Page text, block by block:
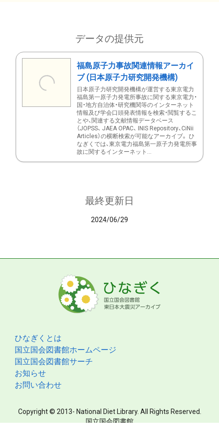
データの提供元
福島原子力事故関連情報アーカイ
ブ (日本原子力研究開発機構)
日本原子力研究開発機構が運営する東京電力
福島第一原子力発電所事故に関する東京電力・
国・地方自治体・研究機関等のインターネット
情報及び学会口頭発表情報を検索・閲覧するこ
とや、関連する文献情報データベース
（JOPSS、 JAEA OPAC、 INIS Repository、CiNii
Articles）の横断検索が可能なアーカイブ。 ひ
なぎくでは、東京電力福島第一原子力発電所事
故に関するインターネット...
最終更新日
2024/06/29
ひなぎくとは
国立国会図書館ホームページ
国立国会図書館サーチ
お知らせ
お問い合わせ
Copyright © 2013- National Diet Library. All Rights Reserved.